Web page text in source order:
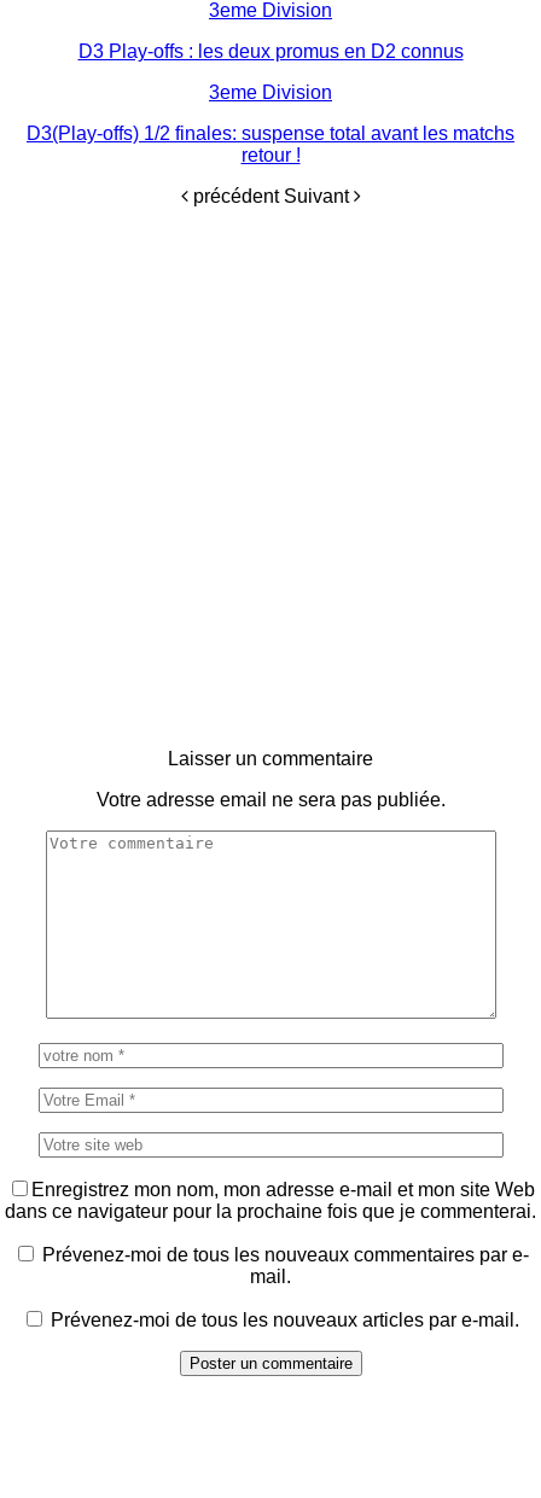
3eme Division
D3 Play-offs : les deux promus en D2 connus
3eme Division
D3(Play-offs) 1/2 finales: suspense total avant les matchs
retour !
précédent Suivant
Laisser un commentaire
Votre adresse email ne sera pas publiée.
Enregistrez mon nom, mon adresse e-mail et mon site Web
dans ce navigateur pour la prochaine fois que je commenterai.
Prévenez-moi de tous les nouveaux commentaires par e-
mail.
Prévenez-moi de tous les nouveaux articles par e-mail.